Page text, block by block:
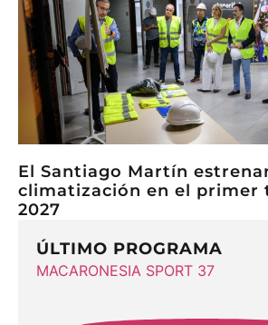
El Santiago Martín
climatización en el primer
2027
ÚLTIMO PROGRAMA
MACARONESIA SPORT 37